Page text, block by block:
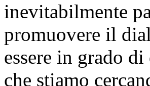
inevitabilmente
promuovere il
essere in grado
che stiamo